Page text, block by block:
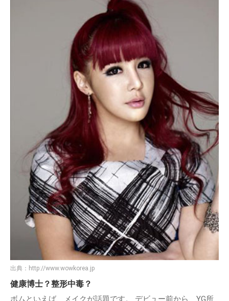
出典： http://www.wowkorea.jp
健康博士？整形中毒？
ボムといえば、メイクが話題です。 デビュー前から、YG所